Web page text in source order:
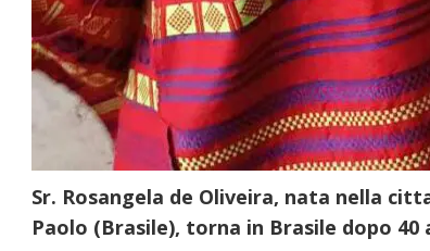
Sr. Rosangela de Oliveira, nata nella
Paolo (Brasile), torna in Brasile dopo 40